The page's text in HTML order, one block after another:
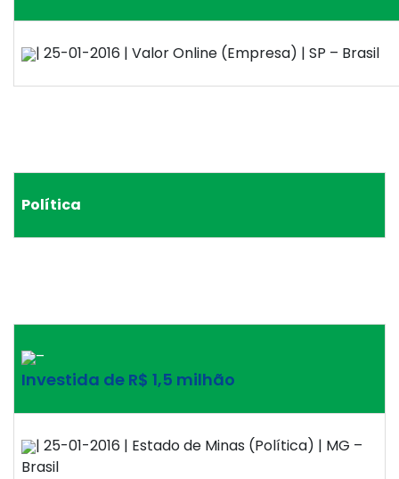
| 25-01-2016 | Valor Online (Empresa) | SP – Brasil
Política
–
Investida de R$ 1,5 milhão
| 25-01-2016 | Estado de Minas (Política) | MG –
Brasil